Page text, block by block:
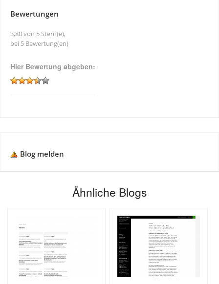
Bewertungen
3,80 von 5 Stern(e),
bei 5 Bewertung(en)
Hier Bewertung abgeben:
Blog melden
Ähnliche Blogs